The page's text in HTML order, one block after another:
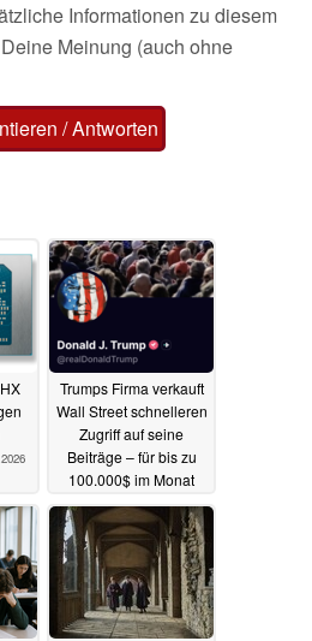
Informationen zu diesem
Meinung (auch ohne
/ Antworten
Trumps Firma verkauft
Wall Street schnelleren
Zugriff auf seine
Beiträge – für bis zu
100.000$ im Monat
18.07.2026